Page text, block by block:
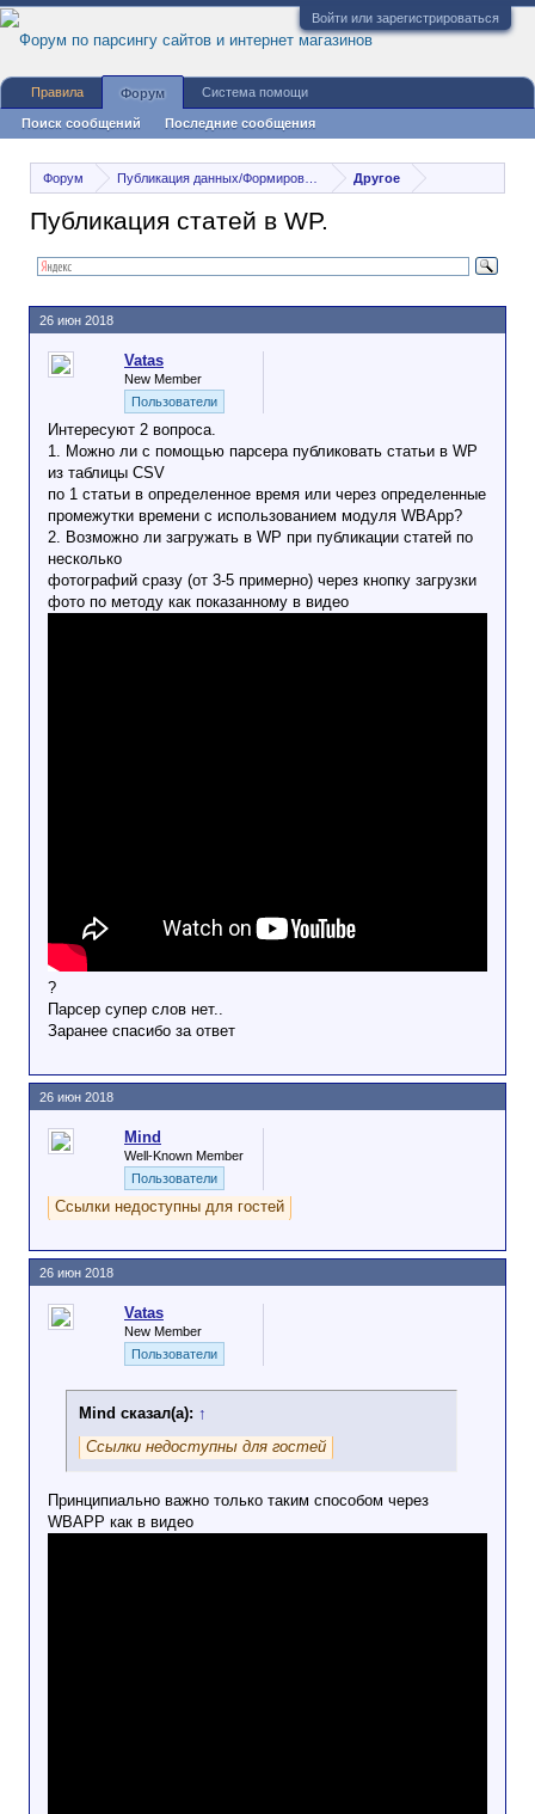
Войти или зарегистрироваться
Форум Публикация данных/Формирование различных форматов
Другое
Публикация статей в WP.
Vatas
New Member
Пользователи
Интересуют 2 вопроса.
1. Можно ли с помощью парсера публиковать статьи в WP
из таблицы CSV
по 1 статьи в определенное время или через определенные
промежутки времени с использованием модуля WBApp?
2. Возможно ли загружать в WP при публикации статей по
несколько
фотографий сразу (от 3-5 примерно) через кнопку загрузки
фото по методу как показанному в видео
?
Парсер супер слов нет..
Заранее спасибо за ответ
26 июн 2018
Mind
Well-Known Member
Пользователи
Ссылки недоступны для гостей
26 июн 2018
Vatas
New Member
Пользователи
Mind сказал(а): ↑
Ссылки недоступны для гостей
Принципиально важно только таким способом через
WBAPP как в видео
26 июн 2018
Правила Форум
Поиск сообщений Последние сообщения
Система помощи